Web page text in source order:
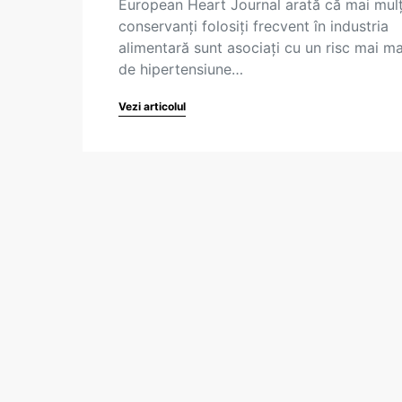
European Heart Journal arată că mai
conservanți folosiți frecvent în industria
alimentară sunt asociați cu un risc mai
de hipertensiune…
Vezi articolul